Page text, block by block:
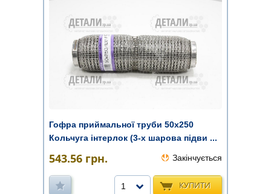
Гофра приймальної труби 50х250
Кольчуга інтерлок (3-х шарова підви ...
543.56 грн. Закінчується
КУПИТИ
1